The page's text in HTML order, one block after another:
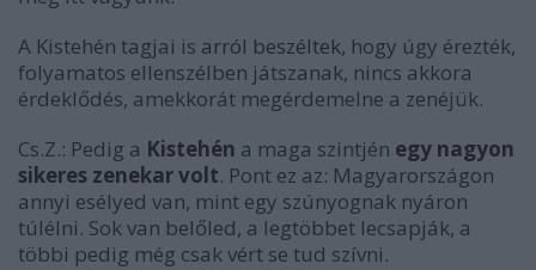
A Kistehén tagjai is arról beszéltek, hogy úgy érezték,
folyamatos ellenszélben játszanak, nincs akkora
érdeklődés, amekkorát megérdemelne a zenéjük.
Cs.Z.: Pedig a Kistehén a maga szintjén egy nagyon
sikeres zenekar volt. Pont ez az: Magyarországon
annyi esélyed van, mint egy szúnyognak nyáron
túlélni. Sok van belőled, a legtöbbet lecsapják, a
többi pedig még csak vért se tud szívni.